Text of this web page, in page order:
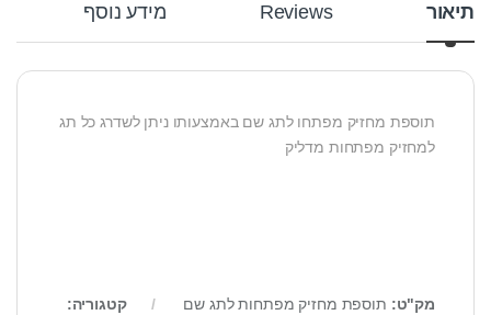
תיאור Reviews מידע נוסף
תוספת מחזיק מפתחו לתג שם באמצעותו ניתן לשדרג כל תג
למחזיק מפתחות מדליק
מק"ט: תוספת מחזיק מפתחות לתג שם
קטגוריה: